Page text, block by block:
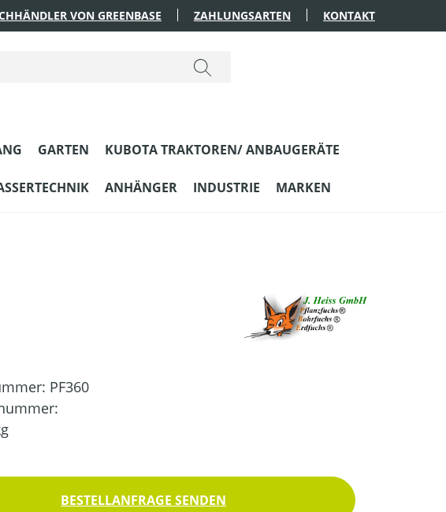
VON GREENBASE ZAHLUNGSARTEN KONTAKT
GARTEN KUBOTA TRAKTOREN/ ANBAUGERÄTE
ANHÄNGER INDUSTRIE MARKEN
PF360
BESTELLANFRAGE SENDEN